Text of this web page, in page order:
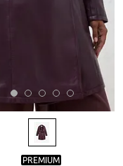
PREMIUM